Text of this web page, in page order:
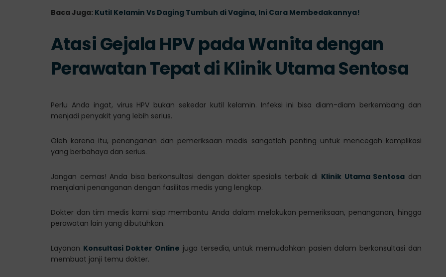
Baca Juga: Kutil Kelamin Vs Daging Tumbuh di Vagina, Ini Cara Membedakannya!
Atasi Gejala HPV pada Wanita dengan
Perawatan Tepat di Klinik Utama Sentosa
Perlu Anda ingat, virus HPV bukan sekedar kutil kelamin. Infeksi ini bisa diam-diam berkembang dan
menjadi penyakit yang lebih serius.
Oleh karena itu, penanganan dan pemeriksaan medis sangatlah penting untuk mencegah komplikasi
yang berbahaya dan serius.
Jangan cemas! Anda bisa berkonsultasi dengan dokter spesialis terbaik di Klinik Utama Sentosa dan
menjalani penanganan dengan fasilitas medis yang lengkap.
Dokter dan tim medis kami siap membantu Anda dalam melakukan pemeriksaan, penanganan, hingga
perawatan lain yang dibutuhkan.
Layanan Konsultasi Dokter Online juga tersedia, untuk memudahkan pasien dalam berkonsultasi dan
membuat janji temu dokter.